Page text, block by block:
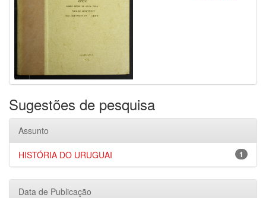
Sugestões de pesquisa
Assunto
1
HISTÓRIA DO URUGUAI
Data de Publicação